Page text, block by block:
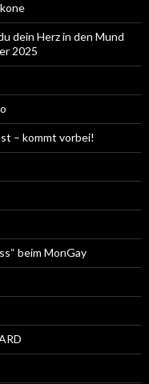
dein Herz in den Mund
2025
– kommt vorbei!
beim MonGay